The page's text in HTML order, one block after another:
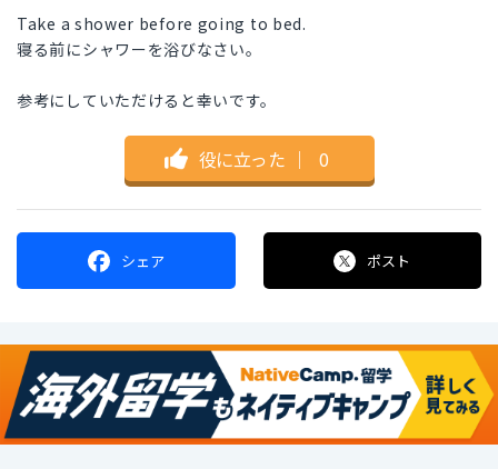
Take a shower before going to bed.
寝る前にシャワーを浴びなさい。
参考にしていただけると幸いです。
役に立った ｜ 0
シェア ポスト